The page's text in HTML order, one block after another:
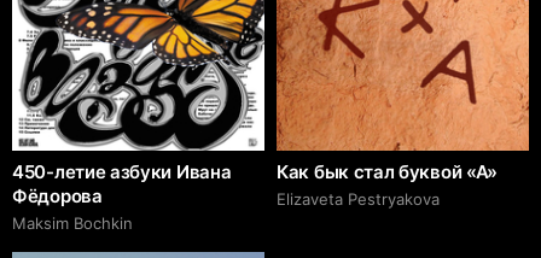
450-летие азбуки Ивана
Фёдорова
Maksim Bochkin
Как бык стал буквой «A»
Elizaveta Pestryakova